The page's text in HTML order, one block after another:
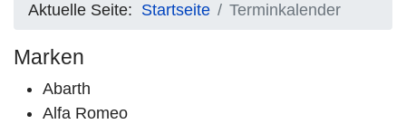
Aktuelle Seite: Startseite Terminkalender
Marken
Abarth
Alfa Romeo